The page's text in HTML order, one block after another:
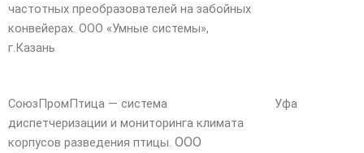
частотных преобразователей на забойных
конвейерах. ООО «Умные системы»,
г.Казань
СоюзПромПтица — система
диспетчеризации и мониторинга климата
корпусов разведения птицы. ООО
Уфа